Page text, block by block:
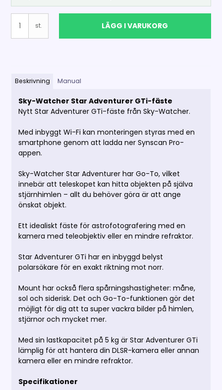
st. LÄGG I VARUKORG
Beskrivning Manual
Sky-Watcher Star Adventurer GTi-fäste
Nytt Star Adventurer GTi-fäste från Sky-Watcher.
Med inbyggt Wi-Fi kan monteringen styras med en
smartphone genom att ladda ner Synscan Pro-
appen.
Sky-Watcher Star Adventurer har Go-To, vilket
innebär att teleskopet kan hitta objekten på själva
stjärnhimlen – allt du behöver göra är att ange
önskat objekt.
Ett idealiskt fäste för astrofotografering med en
kamera med teleobjektiv eller en mindre refraktor.
Star Adventurer GTi har en inbyggd belyst
polarsökare för en exakt riktning mot norr.
Mount har också flera spårningshastigheter: måne,
sol och siderisk. Det och Go-To-funktionen gör det
möjligt för dig att ta super vackra bilder på himlen,
stjärnor och mycket mer.
Med sin lastkapacitet på 5 kg är Star Adventurer GTi
lämplig för att hantera din DLSR-kamera eller annan
kamera eller en mindre refraktor.
Specifikationer